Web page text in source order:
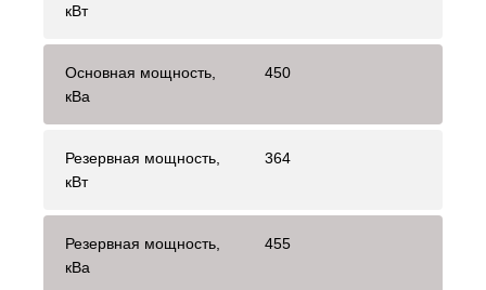
кВт
Основная мощность,
кВа
450
Резервная мощность,
кВт
364
Резервная мощность,
кВа
455